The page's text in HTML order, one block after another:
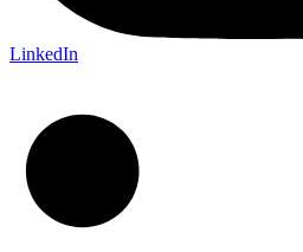
LinkedIn